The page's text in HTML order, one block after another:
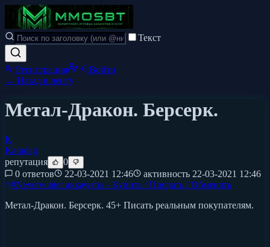
Текст
Регистрация
Войти
← Назад в ленту
Метал-Дракон. Берсерк.
K
Karadag
репутация
0
0 ответов
22-03-2021 12:46 активность 22-03-2021 12:46
#Neverwinter аккаунты - Купить / Продать / Обменять
Метал-Дракон. Берсерк. 45+ Писать реальным покупателям.